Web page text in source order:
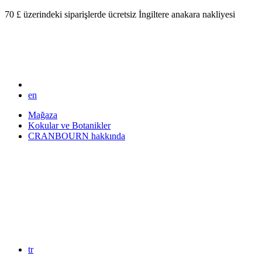
70 £ üzerindeki siparişlerde ücretsiz İngiltere anakara nakliyesi
en
Mağaza
Kokular ve Botanikler
CRANBOURN hakkında
tr